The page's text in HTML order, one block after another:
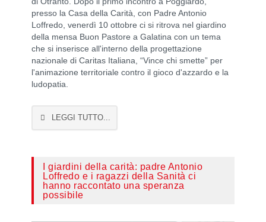
presso la Casa della Carità, con Padre Antonio
Loffredo, venerdì 10 ottobre ci si ritrova nel giardino
della mensa Buon Pastore a Galatina con un tema
che si inserisce all'interno della progettazione
nazionale di Caritas Italiana, “Vince chi smette” per
l'animazione territoriale contro il gioco d'azzardo e la
ludopatia.
LEGGI TUTTO...
I giardini della carità: padre Antonio
Loffredo e i ragazzi della Sanità ci
hanno raccontato una speranza
possibile